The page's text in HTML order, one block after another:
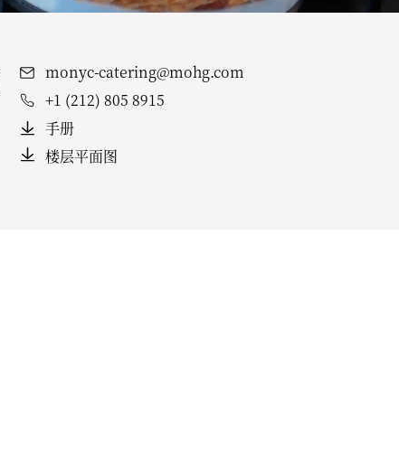
monyc-catering@mohg.com
+1 (212) 805 8915
手册
楼层平面图